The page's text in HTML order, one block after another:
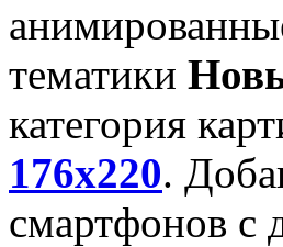
тематики
категория
176x220.
смартфонов с